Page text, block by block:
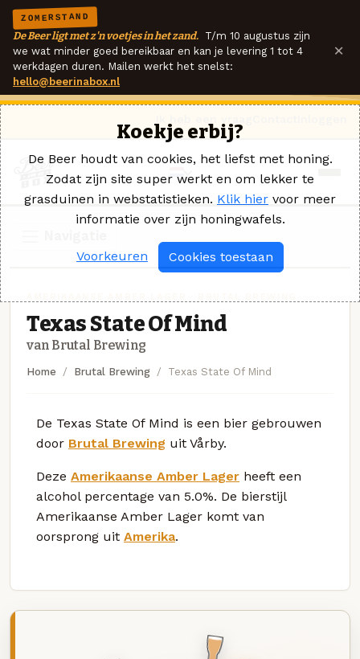
ZOMERSTAND
De Beer ligt met z'n voetjes in het zand. T/m 10 augustus zijn
we wat minder goed bereikbaar en kan je levering 1 tot 4
werkdagen duren. Mailen werkt het snelst:
hello@beerinabox.nl
×
Texas State Of Mind
van Brutal Brewing
Home Brutal Brewing Texas State Of Mind
De Texas State Of Mind is een bier gebrouwen
door Brutal Brewing uit Vårby.
Deze Amerikaanse Amber Lager heeft een
alcohol percentage van 5.0%. De bierstijl
Amerikaanse Amber Lager komt van
oorsprong uit Amerika.
Koekje erbij?
De Beer houdt van cookies, het liefst met honing.
Zodat zijn site super werkt en om lekker te
grasduinen in webstatistieken. Klik hier voor meer
informatie over zijn honingwafels.
Voorkeuren Cookies toestaan